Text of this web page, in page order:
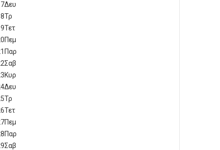
Δευ
Τρ
Τετ
Πεμ
Παρ
Σαβ
Κυρ
Δευ
Τρ
Τετ
Πεμ
Παρ
Σαβ